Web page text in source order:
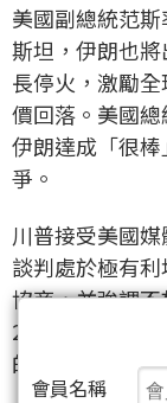
美國副總統范
斯坦，伊朗也
長停火，激勵
價回落。美國
伊朗達成「很
爭。
川普接受美國
談判處於極有
協商，並強調
20日扣押一艘
的禮物」。
會員名稱